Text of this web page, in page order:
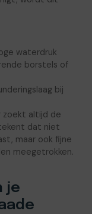
waterdruk
borstels of
bij
zoekt altijd de
dat niet
maar ook fijne
meegetrokken.
je